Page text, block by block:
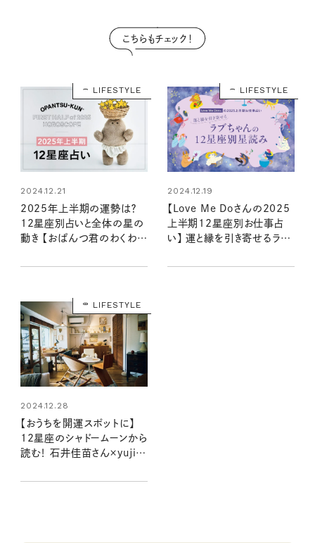
こちらもチェック！
LIFESTYLE
2024.12.21
2025年上半期の運勢は？
12星座別占いと全体の星の
動き 【おぱんつ君のわくわく
LIFESTYLE
2024.12.19
【Love Me Doさんの2025
上半期12星座別お仕事占
い】 運と縁を引き寄せるラブ
LIFESTYLE
2024.12.28
【おうちを開運スポットに】
12星座のシャドームーンから
読む！ 石井佳苗さん×yujiさ
ア